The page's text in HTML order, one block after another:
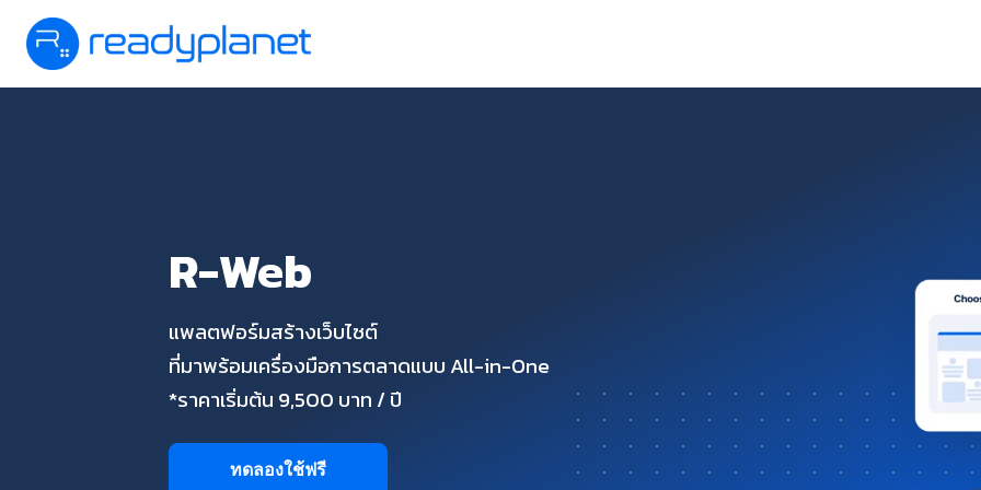
R-Web
แพลตฟอร์มสร้างเว็บไซต์
ที่มาพร้อมเครื่องมือการตลาดแบบ All-in-One
*ราคาเริ่มต้น 9,500 บาท / ปี
ทดลองใช้ฟรี